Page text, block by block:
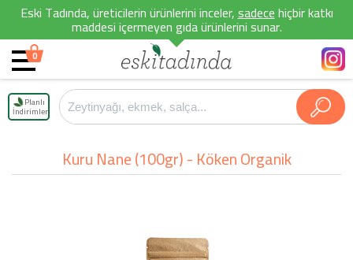
Eski Tadında, üreticilerin ürünlerini inceler,sadecehiçbir katkı
maddesi içermeyen gıda ürünlerini sunar.
0
Planlı
İndirimler
Kuru Nane (100gr) - Köken Organik